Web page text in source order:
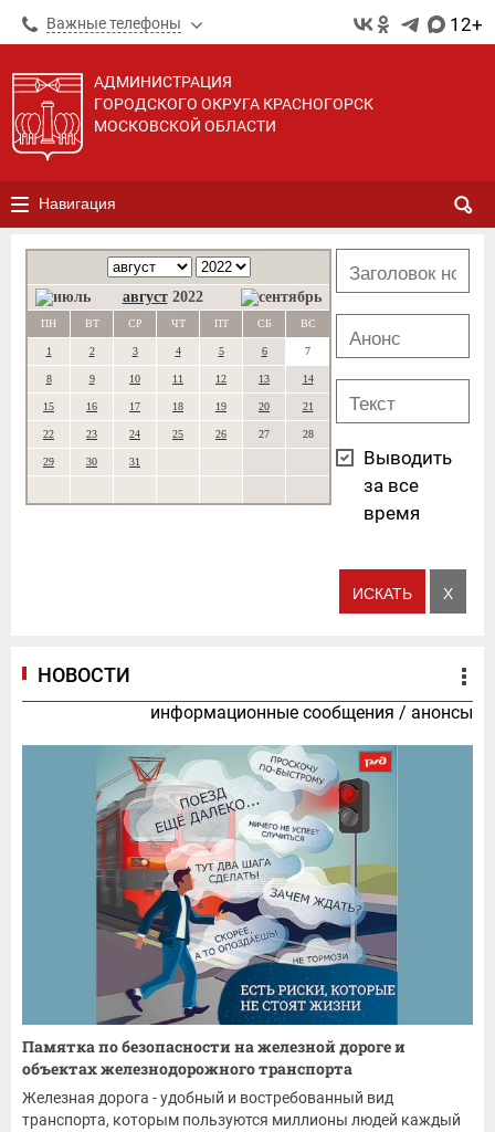
Важные телефоны 12+
АДМИНИСТРАЦИЯ
ГОРОДСКОГО ОКРУГА КРАСНОГОРСК
МОСКОВСКОЙ ОБЛАСТИ
Навигация
август 2022
ПН ВТ СР ЧТ ПТ СБ ВС
1 2 3 4 5 6 7
8 9 10 11 12 13 14
15 16 17 18 19 20 21
22 23 24 25 26 27 28
29 30 31
Выводить
за все
время
НОВОСТИ
информационные сообщения / анонсы
Памятка по безопасности на железной дороге и
объектах железнодорожного транспорта
Железная дорога - удобный и востребованный вид
транспорта, которым пользуются миллионы людей каждый